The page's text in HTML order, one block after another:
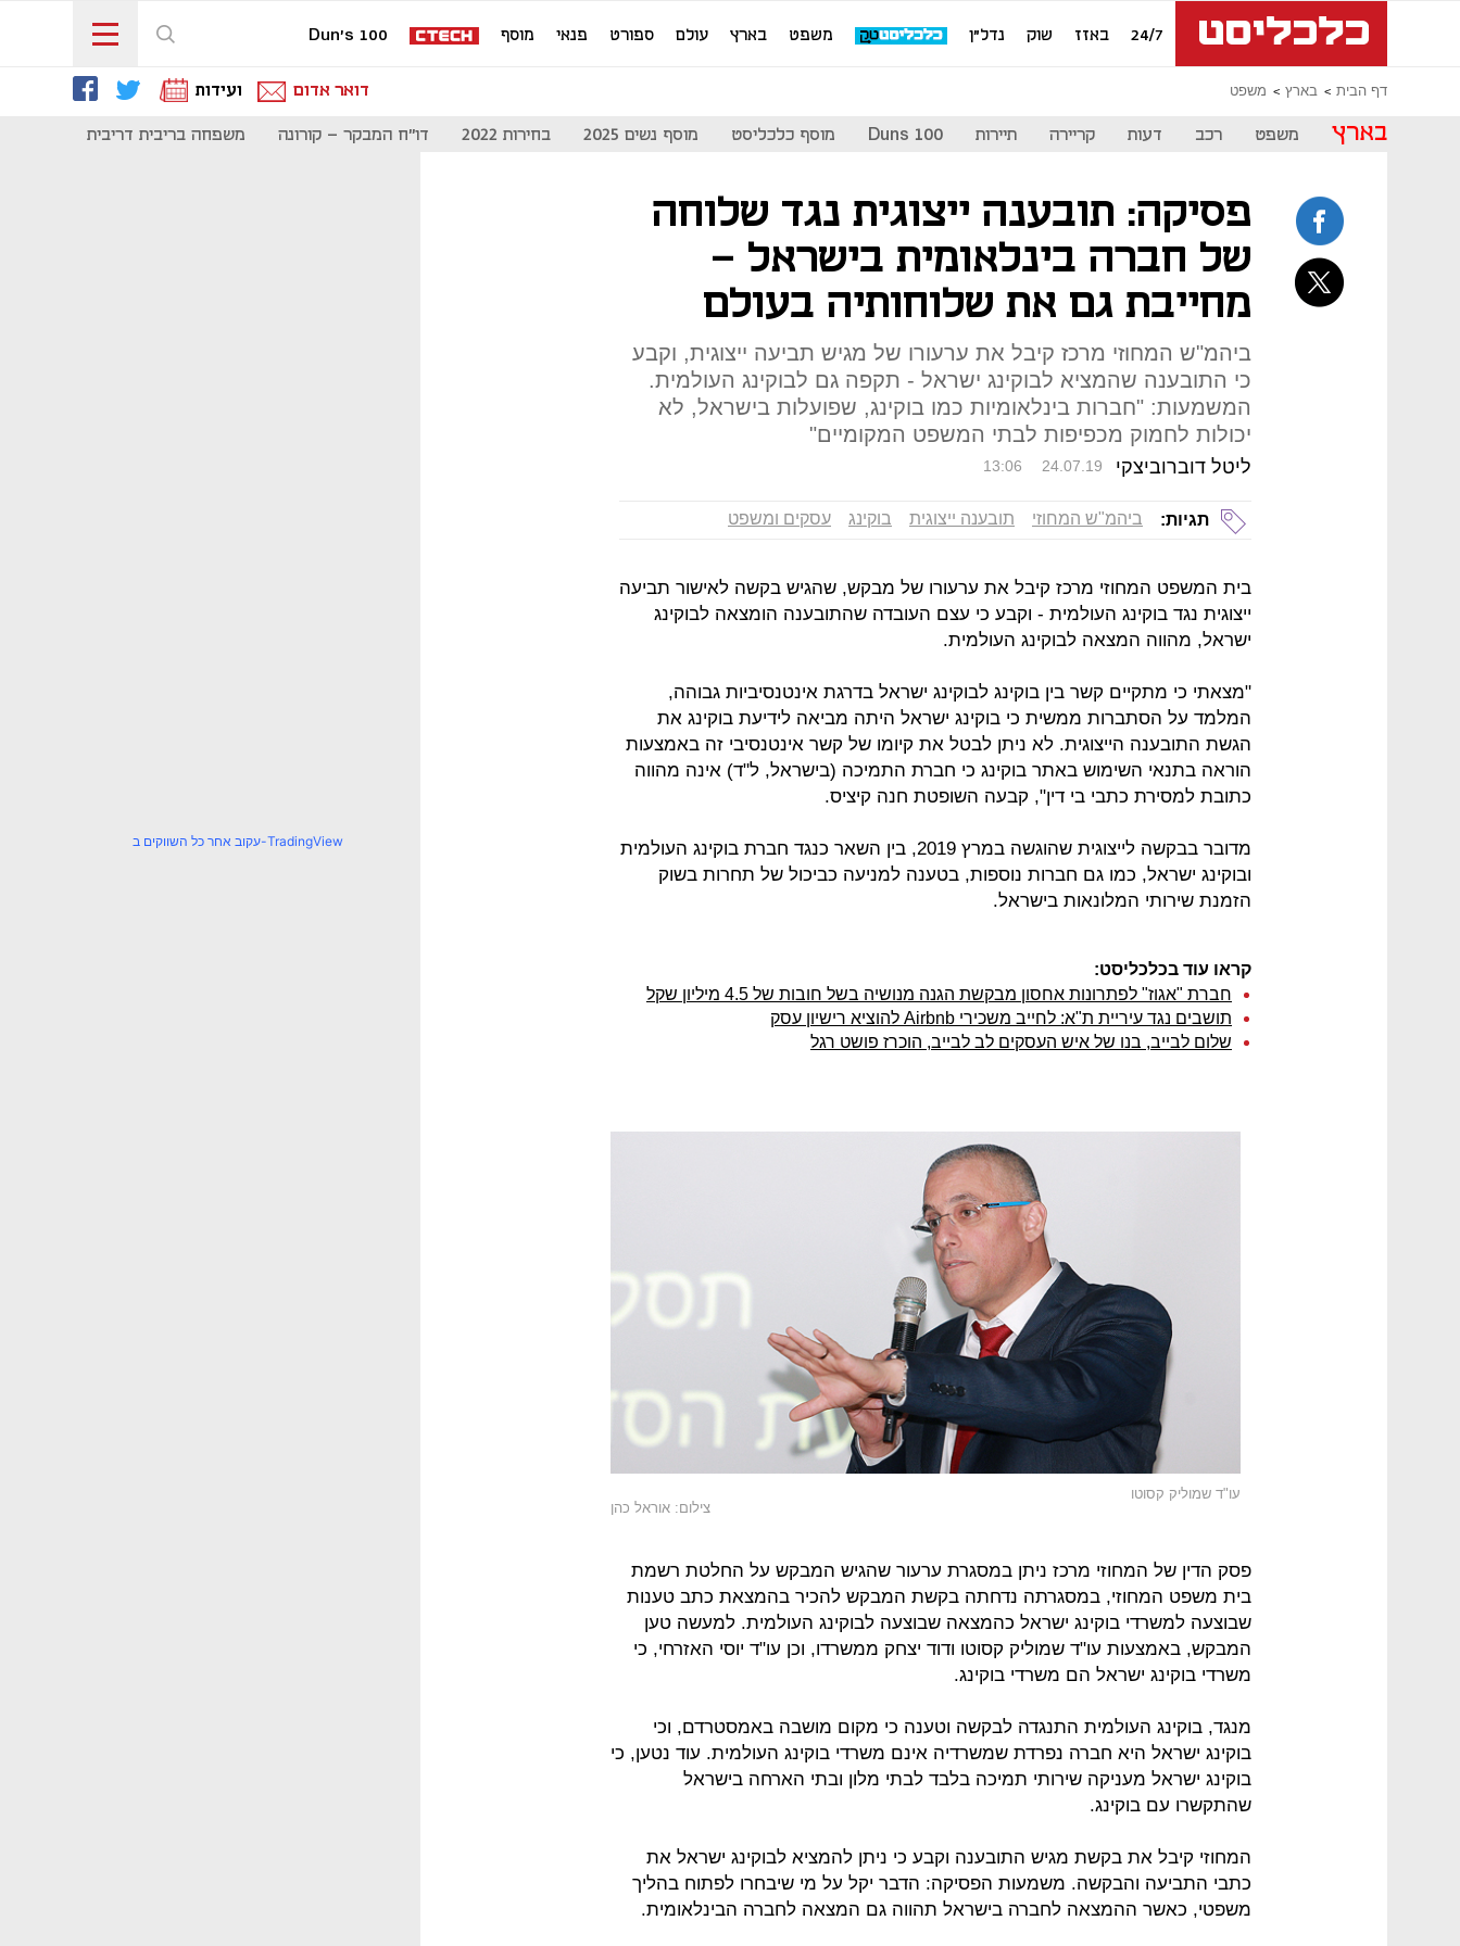
24/7 באזז שוק נדל"ן משפט בארץ עולם ספורט פנאי מוסף Dun's 100
דף הבית בארץ משפט דואר אדום ועידות
בארץ משפט רכב דעות קריירה תיירות Duns 100 מוסף כלכליסט מוסף נשים 2025 בחירות 2022 דו"ח המבקר - קורונה משפחה בריבית דריבית
פסיקה: תובענה ייצוגית נגד שלוחה
של חברה בינלאומית בישראל -
מחייבת גם את שלוחותיה בעולם
ביהמ"ש המחוזי מרכז קיבל את ערעורו של מגיש תביעה ייצוגית, וקבע
כי התובענה שהמציא לבוקינג ישראל - תקפה גם לבוקינג העולמית.
המשמעות: "חברות בינלאומיות כמו בוקינג, שפועלות בישראל, לא
יכולות לחמוק מכפיפות לבתי המשפט המקומיים"
ליטל דוברוביצקי 13:06 24.07.19
תגיות: ביהמ"ש המחוזי תובענה ייצוגית בוקינג עסקים ומשפט
בית המשפט המחוזי מרכז קיבל את ערעורו של מבקש, שהגיש בקשה לאישור תביעה
ייצוגית נגד בוקינג העולמית - וקבע כי עצם העובדה שהתובענה הומצאה לבוקינג
ישראל, מהווה המצאה לבוקינג העולמית.
"מצאתי כי מתקיים קשר בין בוקינג לבוקינג ישראל בדרגת אינטנסיביות גבוהה,
המלמד על הסתברות ממשית כי בוקינג ישראל היתה מביאה לידיעת בוקינג את
הגשת התובענה הייצוגית. לא ניתן לבטל את קיומו של קשר אינטנסיבי זה באמצעות
הוראה בתנאי השימוש באתר בוקינג כי חברת התמיכה (בישראל, ל"ד) אינה מהווה
כתובת למסירת כתבי בי דין", קבעה השופטת חנה קיציס.
מדובר בבקשה לייצוגית שהוגשה במרץ 2019, בין השאר כנגד חברת בוקינג העולמית
ובוקינג ישראל, כמו גם חברות נוספות, בטענה למניעה כביכול של תחרות בשוק
הזמנת שירותי המלונאות בישראל.
קראו עוד בכלכליסט:
חברת "אגוז" לפתרונות אחסון מבקשת הגנה מנושיה בשל חובות של 4.5 מיליון שקל
תושבים נגד עיריית ת"א: לחייב משכירי Airbnb להוציא רישיון עסק
שלום לבייב, בנו של איש העסקים לב לבייב, הוכרז פושט רגל
עו"ד שמוליק קסוטו
צילום: אוראל כהן
פסק הדין של המחוזי מרכז ניתן במסגרת ערעור שהגיש המבקש על החלטת רשמת
בית משפט המחוזי, במסגרתה נדחתה בקשת המבקש להכיר בהמצאת כתב טענות
שבוצעה למשרדי בוקינג ישראל כהמצאה שבוצעה לבוקינג העולמית. למעשה טען
המבקש, באמצעות עו"ד שמוליק קסוטו ודוד יצחק ממשרדו, וכן עו"ד יוסי האזרחי, כי
משרדי בוקינג ישראל הם משרדי בוקינג.
מנגד, בוקינג העולמית התנגדה לבקשה וטענה כי מקום מושבה באמסטרדם, וכי
בוקינג ישראל היא חברה נפרדת שמשרדיה אינם משרדי בוקינג העולמית. עוד נטען, כי
בוקינג ישראל מעניקה שירותי תמיכה בלבד לבתי מלון ובתי הארחה בישראל
שהתקשרו עם בוקינג.
המחוזי קיבל את בקשת מגיש התובענה וקבע כי ניתן להמציא לבוקינג ישראל את
כתבי התביעה והבקשה. משמעות הפסיקה: הדבר יקל על מי שיבחרו לפתוח בהליך
משפטי, כאשר ההמצאה לחברה בישראל תהווה גם המצאה לחברה הבינלאומית.
עקוב אחר כל השווקים ב-TradingView